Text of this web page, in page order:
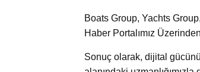
Boats Group, Yachts
Haber Portalımız
Sonuç olarak, dijital